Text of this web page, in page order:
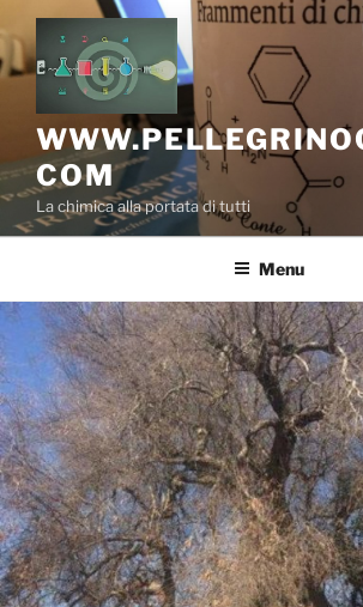
Salta
al
contenuto
COM
La chimica alla portata di tutti
Menu